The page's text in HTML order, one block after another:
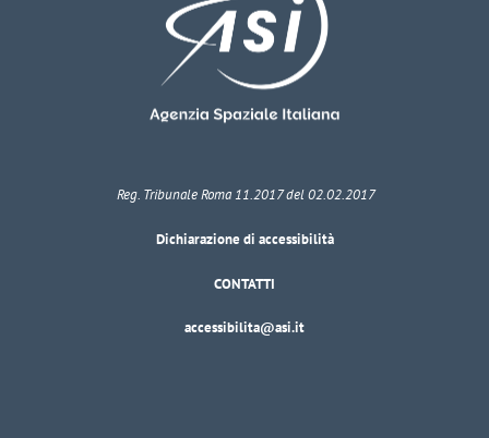
Reg. Tribunale Roma 11.2017 del 02.02.2017
Dichiarazione di accessibilità
CONTATTI
accessibilita@asi.it